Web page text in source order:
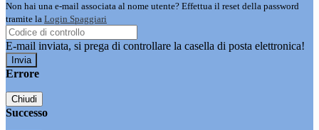
Non hai una e-mail associata al nome utente? Effettua il reset della password
tramite la Login Spaggiari
E-mail inviata, si prega di controllare la casella di posta elettronica!
Errore
Chiudi
Successo